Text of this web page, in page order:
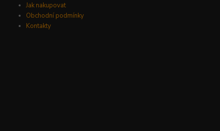
Jak nakupovat
Obchodní podmínky
Kontakty